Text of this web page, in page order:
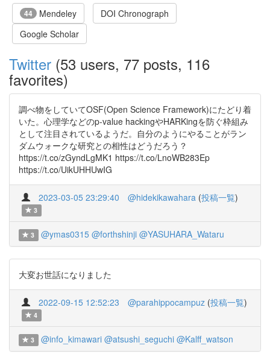
44 Mendeley
DOI Chronograph
Google Scholar
Twitter (53 users, 77 posts, 116
favorites)
調べ物をしていてOSF(Open Science Framework)にたどり着
いた。心理学などのp-value hackingやHARKingを防ぐ枠組み
として注目されているようだ。自分のようにやることがラン
ダムウォークな研究との相性はどうだろう？
https://t.co/zGyndLgMK1 https://t.co/LnoWB283Ep
https://t.co/UikUHHUwIG
2023-03-05 23:29:40 @hidekikawahara (投稿一覧)
3
3 @ymas0315 @forthshinji @YASUHARA_Wataru
大変お世話になりました
2022-09-15 12:52:23 @parahippocampuz (投稿一覧)
4
3 @info_kimawari @atsushi_seguchi @Kalff_watson